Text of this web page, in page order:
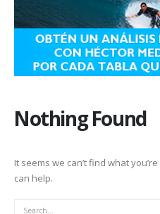
Nothing Found
It seems we can’t find what
can help.